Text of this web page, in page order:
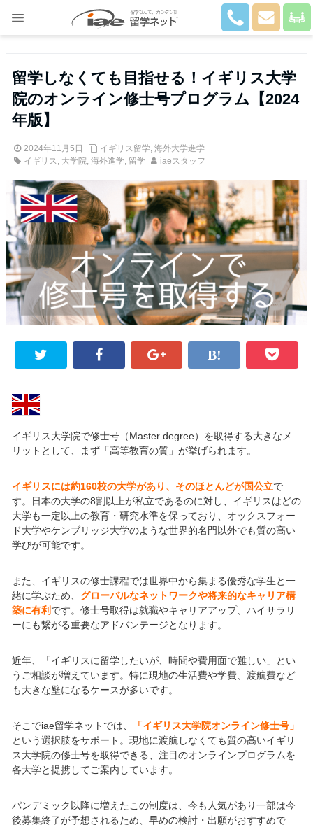
留学しなくても目指せる！イギリス大学
院のオンライン修士号プログラム【2024
年版】
2024年11月5日 イギリス留学, 海外大学進学
イギリス, 大学院, 海外進学, 留学 iaeスタッフ
イギリス大学院で修士号（Master degree）を取得する大きなメ
リットとして、まず「高等教育の質」が挙げられます。
イギリスには約160校の大学があり、そのほとんどが国公立で
す。日本の大学の8割以上が私立であるのに対し、イギリスはどの
大学も一定以上の教育・研究水準を保っており、オックスフォー
ド大学やケンブリッジ大学のような世界的名門以外でも質の高い
学びが可能です。
また、イギリスの修士課程では世界中から集まる優秀な学生と一
緒に学ぶため、 グローバルなネットワークや将来的なキャリア構
築に有利 です。修士号取得は就職やキャリアアップ、ハイサラリ
ーにも繋がる重要なアドバンテージとなります。
近年、「イギリスに留学したいが、時間や費用面で難しい」とい
うご相談が増えています。特に現地の生活費や学費、渡航費など
も大きな壁になるケースが多いです。
そこでiae留学ネットでは、
「イギリス大学院オンライン修士号」
という選択肢をサポート。現地に渡航しなくても質の高いイギリ
ス大学院の修士号を取得できる、注目のオンラインプログラムを
各大学と提携してご案内しています。
パンデミック以降に増えたこの制度は、今も人気があり一部は今
後募集終了が予想されるため、早めの検討・出願がおすすめで